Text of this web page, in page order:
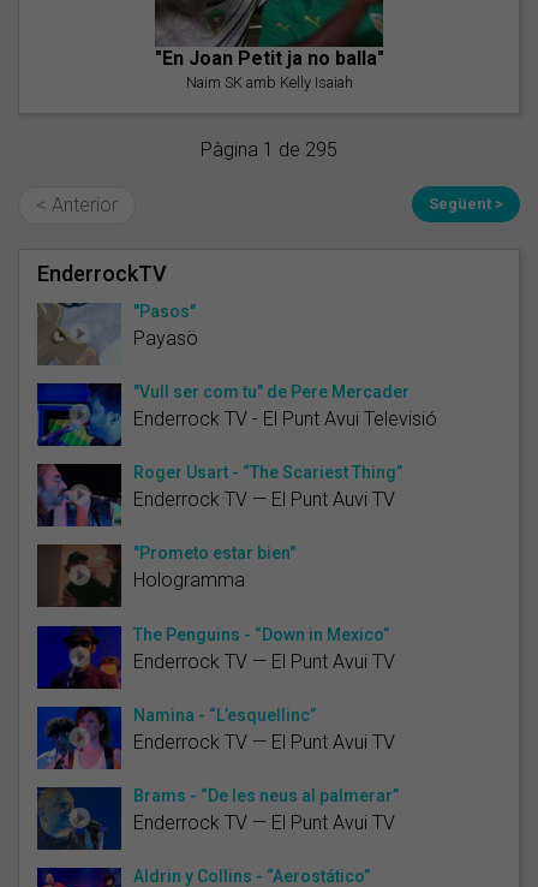
"En Joan Petit ja no balla"
Naim SK amb Kelly Isaiah
Pàgina 1 de 295
< Anterior Següent >
EnderrockTV
"Pasos"
Payasö
"Vull ser com tu" de Pere Mercader
Enderrock TV - El Punt Avui Televisió
Roger Usart - “The Scariest Thing”
Enderrock TV — El Punt Auvi TV
"Prometo estar bien"
Hologramma
The Penguins - “Down in Mexico”
Enderrock TV — El Punt Avui TV
Namina - “L’esquellinc”
Enderrock TV — El Punt Avui TV
Brams - “De les neus al palmerar”
Enderrock TV — El Punt Avui TV
Aldrin y Collins - “Aerostático”